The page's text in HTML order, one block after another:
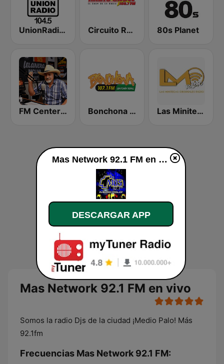
UnionRadio 104.5 Circuito Radio Show - Maracay 80s Planet
FM Center Venezuela Llaneras Bonchona 107.1 FM Las Minitecas Originales
Mas Network 92.1 FM en vivo
Somos la radio Djs de la ciudad ¡Medio Palo! Más
92.1fm
Frecuencias Mas Network 92.1 FM:
Mas Network 92.1 FM en directo
DESCARGAR APP